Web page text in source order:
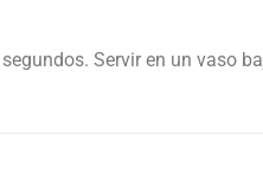
Servir en un vaso